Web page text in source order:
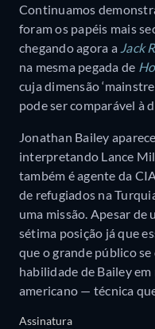
Continuamos
foram os papéis mais
chegando agora a Jack
na mesma pegada de
cuja dimensão
pode ser comparável à
Jonathan Bailey
interpretando Lance
também é agente da
de refugiados na
uma missão. Apesar de
sétima posição já que
que o grande público
habilidade de Bailey
americano — técnica
Assinatura